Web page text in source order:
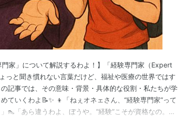
家」について解説するわよ！】「経験専門家（Expert
っと聞き慣れない言葉だけど、福祉や医療の世界ではす
記事では、その意味・背景・具体的な役割・私たちが学
ていくわよ📝✨ 👦「ねぇオネェさん、“経験専門家”って
👠「あら違うわよ、ぼうや。“経験”こそが資格なの。つ